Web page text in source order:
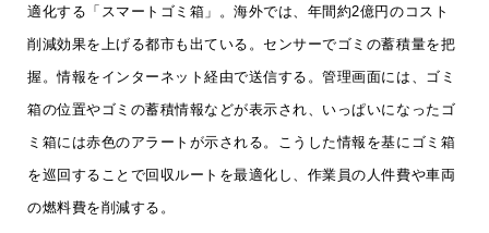
適化する「スマートゴミ箱」。海外では、年間約2億円のコスト
削減効果を上げる都市も出ている。センサーでゴミの蓄積量を把
握。情報をインターネット経由で送信する。管理画面には、ゴミ
箱の位置やゴミの蓄積情報などが表示され、いっぱいになったゴ
ミ箱には赤色のアラートが示される。こうした情報を基にゴミ箱
を巡回することで回収ルートを最適化し、作業員の人件費や車両
の燃料費を削減する。